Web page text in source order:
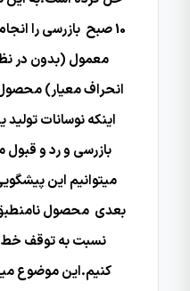
10 صبح بازرسی را
معمول (بدون در
انحراف معیار)
اینکه نوسانات تولید
بازرسی و رد و
میتوانیم این
نسبت به توقف خط
کنیم.این موضوع